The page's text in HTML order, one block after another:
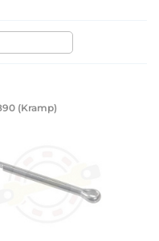
4x28 мм,
прямой
(Kramp)